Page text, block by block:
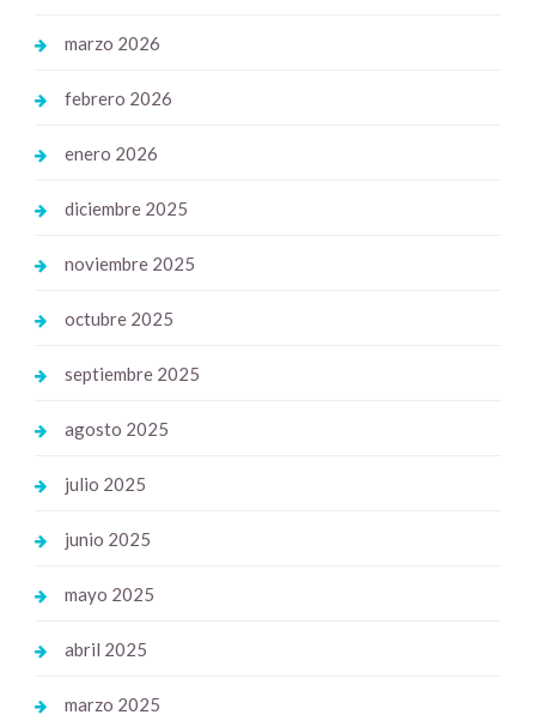
marzo 2026
febrero 2026
enero 2026
diciembre 2025
noviembre 2025
octubre 2025
septiembre 2025
agosto 2025
julio 2025
junio 2025
mayo 2025
abril 2025
marzo 2025